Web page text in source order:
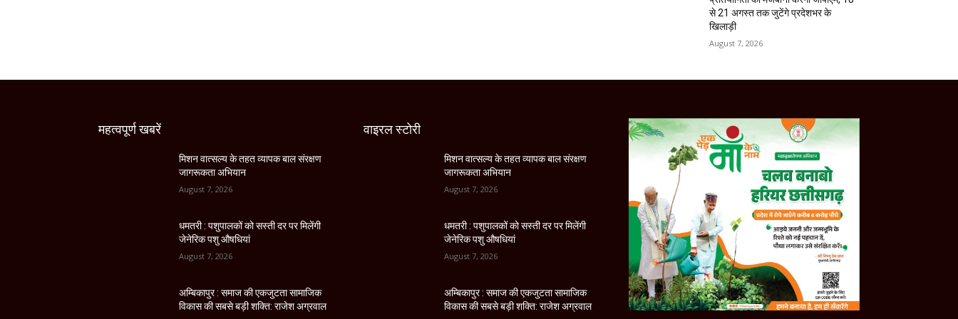
से 21 अगस्त तक जुटेंगे प्रदेशभर के
खिलाड़ी
August 7, 2026
महत्वपूर्ण खबरें
मिशन वात्सल्य के तहत व्यापक बाल संरक्षण
जागरूकता अभियान
August 7, 2026
धमतरी : पशुपालकों को सस्ती दर पर मिलेंगी
जेनेरिक पशु औषधियां
August 7, 2026
अम्बिकापुर : समाज की एकजुटता सामाजिक
विकास की सबसे बड़ी शक्ति: राजेश अग्रवाल
वाइरल स्टोरी
मिशन वात्सल्य के तहत व्यापक बाल संरक्षण
जागरूकता अभियान
August 7, 2026
धमतरी : पशुपालकों को सस्ती दर पर मिलेंगी
जेनेरिक पशु औषधियां
August 7, 2026
अम्बिकापुर : समाज की एकजुटता सामाजिक
विकास की सबसे बड़ी शक्ति: राजेश अग्रवाल